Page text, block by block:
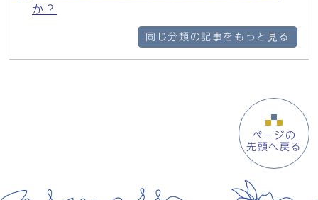
か？
同じ分類の記事をもっと見る
ページの
先頭へ戻る